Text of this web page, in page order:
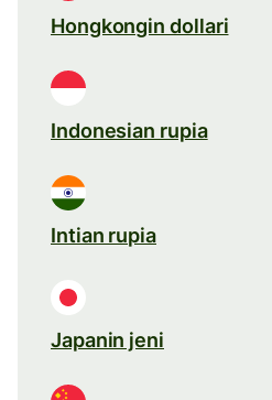
Hongkongin dollari
Indonesian rupia
Intian rupia
Japanin jeni